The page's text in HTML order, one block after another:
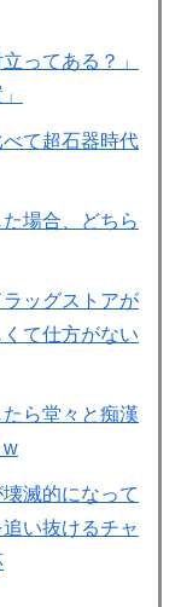
ってある？」
て超石器時代
場合、どちら
ッグストアが
て仕方がない
ら堂々と痴漢
w
滅的になって
い抜けるチャ